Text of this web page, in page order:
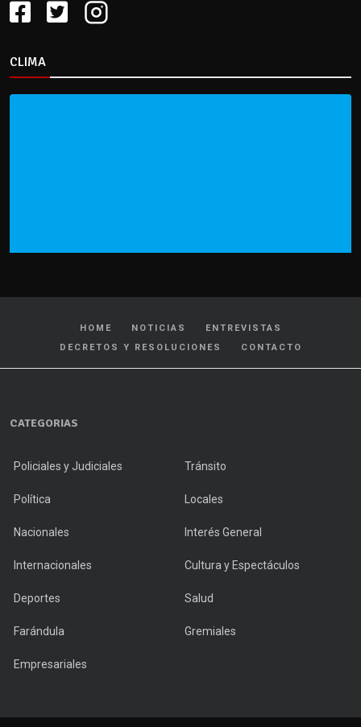
CLIMA
HOME NOTICIAS
ENTREVISTAS
DECRETOS Y RESOLUCIONES
CONTACTO
CATEGORIAS
Policiales y Judiciales Tránsito
Política Locales
Nacionales Interés General
Internacionales Cultura y Espectáculos
Deportes Salud
Farándula Gremiales
Empresariales